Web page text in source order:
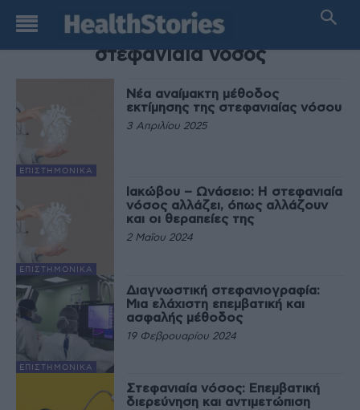
TAG
στεφανιαία νόσος
EΠΙΣΤΗΜΟΝΙΚΆ
Νέα αναίμακτη μέθοδος
εκτίμησης της στεφανιαίας νόσου
3 Απριλίου 2025
EΠΙΣΤΗΜΟΝΙΚΆ
Ιακώβου – Ωνάσειο: Η στεφανιαία
νόσος αλλάζει, όπως αλλάζουν
και οι θεραπείες της
2 Μαΐου 2024
EΠΙΣΤΗΜΟΝΙΚΆ
Διαγνωστική στεφανιογραφία:
Μια ελάχιστη επεμβατική και
ασφαλής μέθοδος
19 Φεβρουαρίου 2024
Στεφανιαία νόσος: Επεμβατική
διερεύνηση και αντιμετώπιση